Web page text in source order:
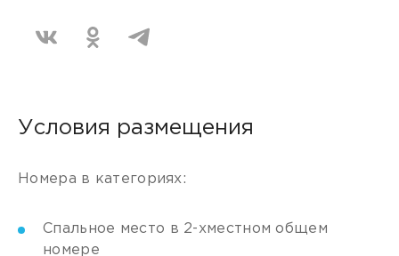
Условия размещения
Номера в категориях:
Спальное место в 2-хместном общем
номере